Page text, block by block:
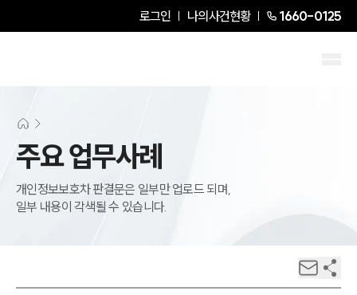
로그인 나의사건현황 1660-0125
주요 업무사례
개인정보보호차 판결문은 일부만 업로드 되며,
일부 내용이 각색될 수 있습니다.